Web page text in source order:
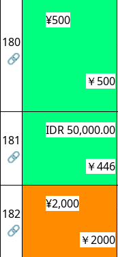
180
🔗
¥500
￥500
181
🔗
IDR 50,000.00
￥446
182
🔗
¥2,000
￥2000